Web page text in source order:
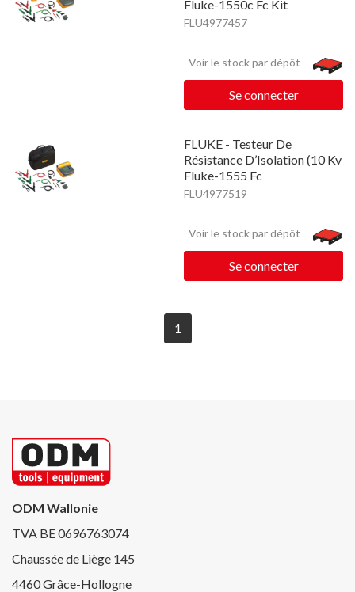
Fluke-1550c Fc Kit
FLU4977457
Voir le stock par dépôt
Se connecter
FLUKE - Testeur De
Résistance D’Isolation (10 Kv
Fluke-1555 Fc
FLU4977519
Voir le stock par dépôt
Se connecter
1
ODM Wallonie
TVA BE 0696763074
Chaussée de Liège 145
4460 Grâce-Hollogne